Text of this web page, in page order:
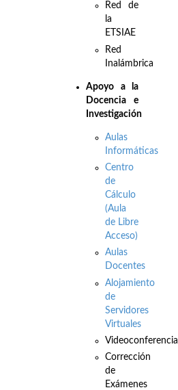
Red de
la
ETSIAE
Red
Inalámbrica
Apoyo a la
Docencia e
Investigación
Aulas
Informáticas
Centro
de
Cálculo
(Aula
de Libre
Acceso)
Aulas
Docentes
Alojamiento
de
Servidores
Virtuales
Videoconferencia
Corrección
de
Exámenes